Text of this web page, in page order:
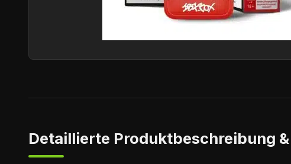
Detaillierte Produktbeschreibung